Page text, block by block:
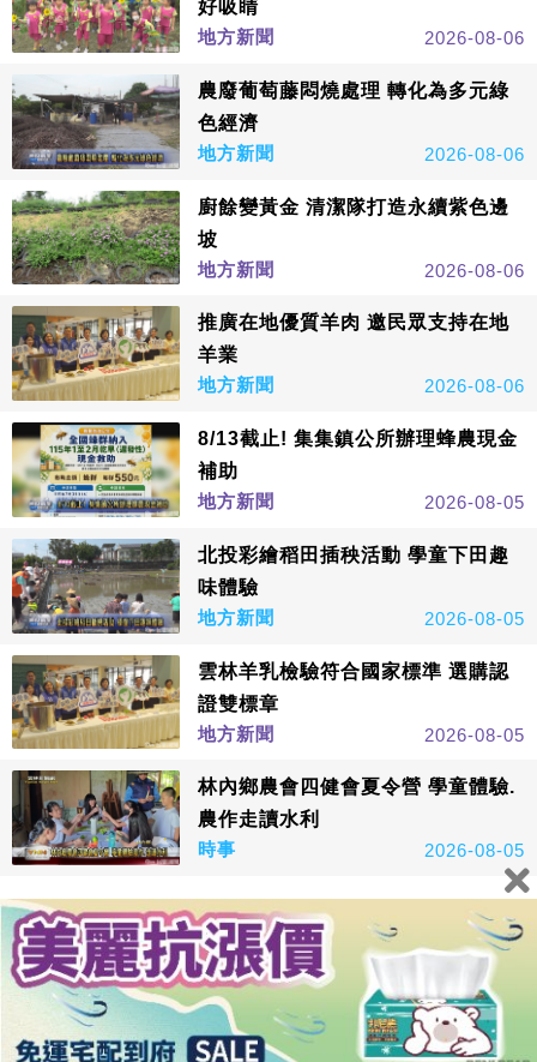
好吸睛
地方新聞
2026-08-06
農廢葡萄藤悶燒處理 轉化為多元綠
色經濟
地方新聞
2026-08-06
廚餘變黃金 清潔隊打造永續紫色邊
坡
地方新聞
2026-08-06
推廣在地優質羊肉 邀民眾支持在地
羊業
地方新聞
2026-08-06
8/13截止! 集集鎮公所辦理蜂農現金
補助
地方新聞
2026-08-05
北投彩繪稻田插秧活動 學童下田趣
味體驗
地方新聞
2026-08-05
雲林羊乳檢驗符合國家標準 選購認
證雙標章
地方新聞
2026-08-05
林內鄉農會四健會夏令營 學童體驗.
農作走讀水利
時事
2026-08-05
看更多
鑫傳國際多媒體科技股份有限公司版權所有，非經授權，請
勿轉載本網站內容 © All Rights Reserved.